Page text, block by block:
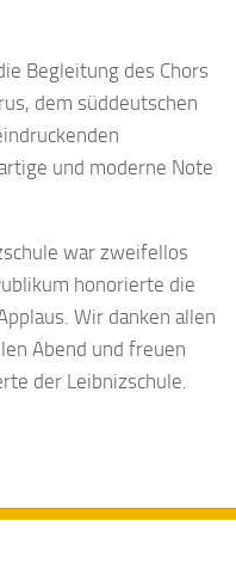
Begleitung des Chors
dem süddeutschen
und moderne Note
war zweifellos
honorierte die
Wir danken allen
Abend und freuen
der Leibnizschule.